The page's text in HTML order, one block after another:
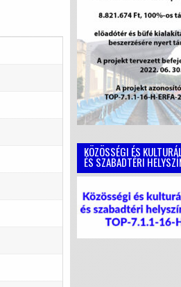
KÖZÖSSÉGI ÉS
ÉS SZABADTÉRI